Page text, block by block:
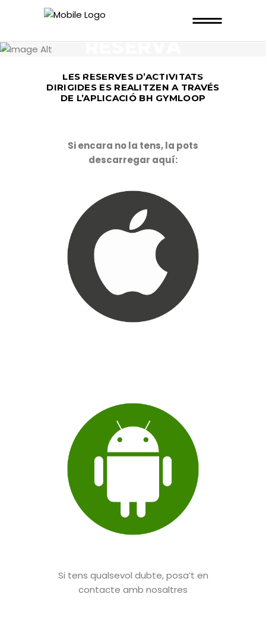
RESERVA
D’ACTIVITATS
LES RESERVES D’ACTIVITATS
DIRIGIDES ES REALITZEN A TRAVÉS
DE L’APLICACIÓ BH GYMLOOP
Si encara no la tens, la pots
descarregar aquí:
Si tens qualsevol dubte, posa’t en
contacte amb nosaltres